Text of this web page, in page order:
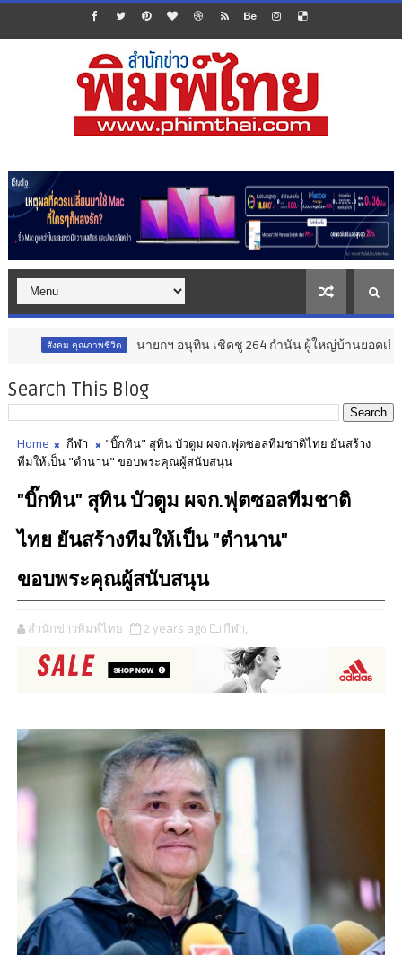
-คุณภาพชีวิต นายกฯ อนุทิน เชิดชู 264 กำนัน ผู้ใหญ่บ้านยอดเยี่ยม มอบแหน
Search This Blog
Home กีฬา
"บิ๊กทิน" สุทิน บัวตูม ผจก.ฟุตซอลทีมชาติไทย ยันสร้าง
ทีมให้เป็น "ตำนาน" ขอบพระคุณผู้สนับสนุน
"บิ๊กทิน" สุทิน บัวตูม ผจก.ฟุตซอลทีมชาติ
ไทย ยันสร้างทีมให้เป็น "ตำนาน"
ขอบพระคุณผู้สนับสนุน
สำนักข่าวพิมพ์ไทย 2 years ago กีฬา,